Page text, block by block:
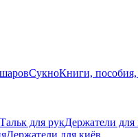
СукноКниги,
Тальк для рукДержатели для
Держатели для киёв